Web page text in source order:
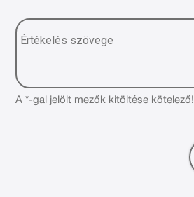
A *-gal jelölt mezők kitöltése kötelező!